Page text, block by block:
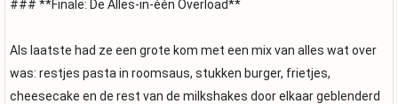
### **Finale: De Alles-in-één Overload**
Als laatste had ze een grote kom met een mix van alles wat over
was: restjes pasta in roomsaus, stukken burger, frietjes,
cheesecake en de rest van de milkshakes door elkaar geblenderd